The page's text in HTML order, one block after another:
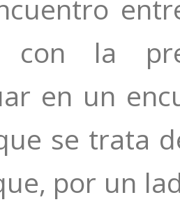
con la
en un
se trata
por un